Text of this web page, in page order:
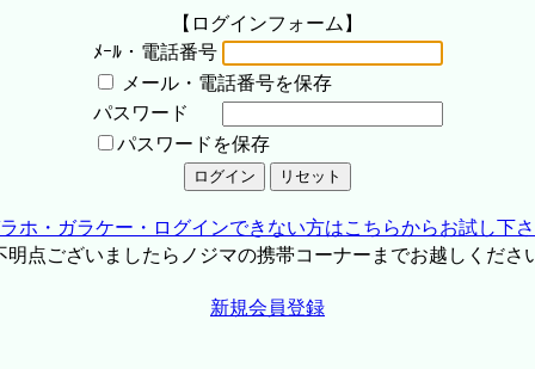
【ログインフォーム】
ﾒｰﾙ・電話番号
メール・電話番号を保存
パスワード
パスワードを保存
ホ・ガラケー・ログインできない方はこちらからお試し下
点ございましたらノジマの携帯コーナーまでお越しくださ
新規会員登録